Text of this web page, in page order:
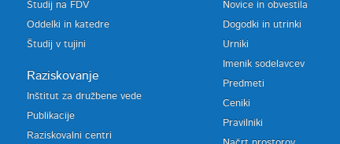
Študij na FDV
Oddelki in katedre
Študij v tujini
Raziskovanje
Inštitut za družbene vede
Publikacije
Raziskovalni centri
Novice in obvestila
Dogodki in utrinki
Urniki
Imenik sodelavcev
Predmeti
Ceniki
Pravilniki